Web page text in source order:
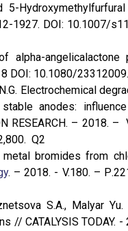
1927. DOI: 10.1007/
alpha-
DOI: 10.1080/
Electrochemical
anodes:
RESEARCH. – 2018.
Q2
metal bromides from
. – 2018. - V.180. –
S.A., Malyar Yu.
CATALYSIS TODAY. -